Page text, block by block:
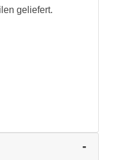
geliefert.